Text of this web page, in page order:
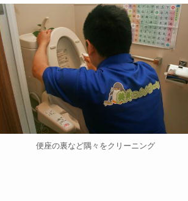
便座の裏など隅々をクリーニング